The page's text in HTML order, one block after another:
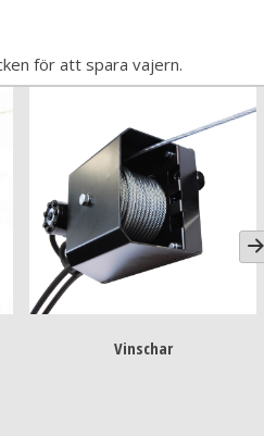
för att spara vajern.
Vinschar